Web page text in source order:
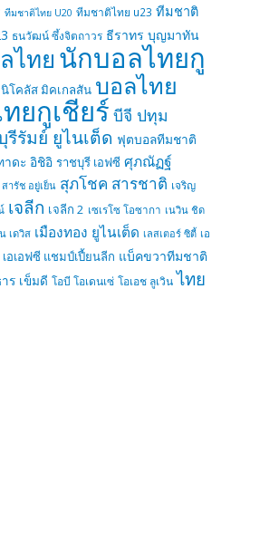
ทีมชาติไทย U20 ทีมชาติไทย u23 ทีมชาติ
ธนวัฒน์ ซึ้งจิตถาวร ธีราทร บุญมาทัน
ไทยนักบอลไทยกู
นิโคลัส มิคเกลสัน บอลไทย
ยกูเชียร์ บีจี ปทุม
รีรัมย์ ยูไนเต็ด ฟุตบอลทีมชาติ
ดะ อิชิอิ ราชบุรี เอฟซี ศุภณัฏฐ์
สารัช อยู่เย็น สุภโชค สารชาติ เจริญ
เจลีก เจลีก 2 เซเรโซ โอซากา เนวิน ชิด
เดวิส เมืองทอง ยูไนเต็ด เลสเตอร์ ซิตี้ เอ
เอเอฟซี แชมป์เปี้ยนลีก แบ็คขวาทีมชาติ
ร เข็มดี โอบี โอเดนเซ่ โอเอช ลูเวิน ไทย